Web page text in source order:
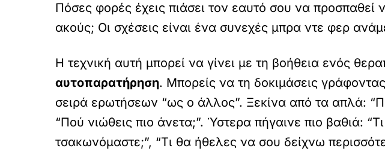
Πόσες φορές έχεις πιάσει τον εαυτό σου να προσπαθεί
ακούς; Οι σχέσεις είναι ένα συνεχές μπρα ντε φερ
Η τεχνική αυτή μπορεί να γίνει με τη βοήθεια ενός
αυτοπαρατήρηση. Μπορείς να τη δοκιμάσεις
σειρά ερωτήσεων “ως ο άλλος”. Ξεκίνα από τα απλά:
“Πού νιώθεις πιο άνετα;”. Ύστερα πήγαινε πιο βαθιά:
τσακωνόμαστε;”, “Τι θα ήθελες να σου δείχνω